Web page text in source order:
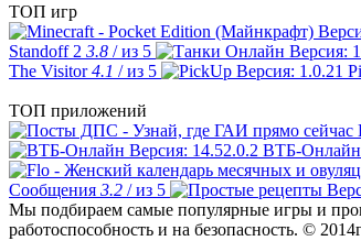
ТОП игр
Standoff 2 3.8 / из 5
The Visitor4.1 / из 5
ТОП приложений
ВТБ-Онлайн
Сообщения 3.2 / из 5
Мы подбираем самые популярные игры и
работоспособность и на безопасность. ©